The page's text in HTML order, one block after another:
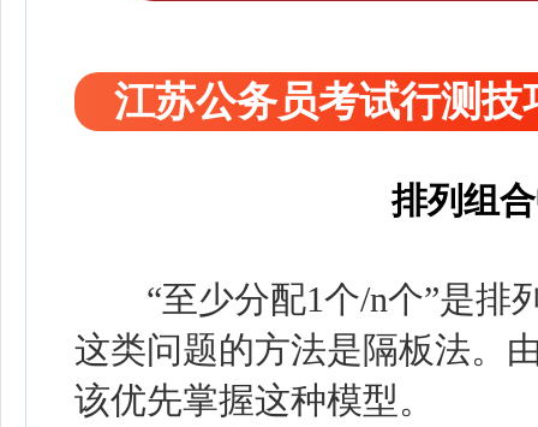
江苏公务员考试行测技
排列组
“至少分配1个/n个”是排
这类问题的方法是隔板法。
该优先掌握这种模型。